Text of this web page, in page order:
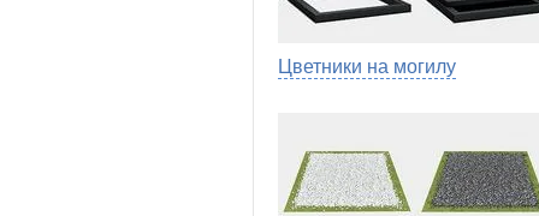
Цветники на могилу